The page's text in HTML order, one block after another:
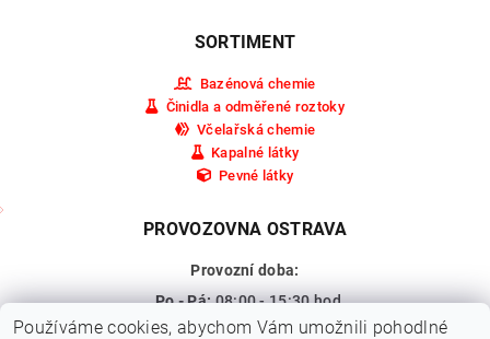
SORTIMENT
Bazénová chemie
Činidla a odměřené roztoky
Včelařská chemie
Kapalné látky
Pevné látky
PROVOZOVNA OSTRAVA
Provozní doba:
Po - Pá:08:00 - 15:30 hod.
So - Ne:Zavřeno
Používáme cookies, abychom Vám umožnili pohodlné